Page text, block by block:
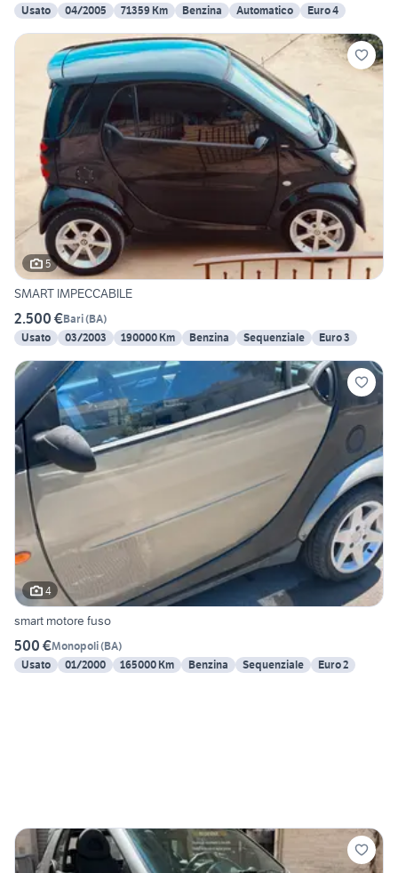
Usato
04/2005 71359 Km Benzina Automatico Euro 4
5
SMART IMPECCABILE
2.500 €Bari(BA)
Usato
03/2003 190000 Km Benzina Sequenziale Euro 3
4
smart motore fuso
500 €Monopoli(BA)
Usato
01/2000 165000 Km Benzina Sequenziale Euro 2